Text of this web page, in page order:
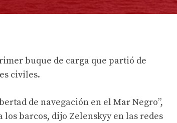
buque de carga que partió de
civiles.
de navegación en el Mar Negro”,
barcos, dijo Zelenskyy en las redes